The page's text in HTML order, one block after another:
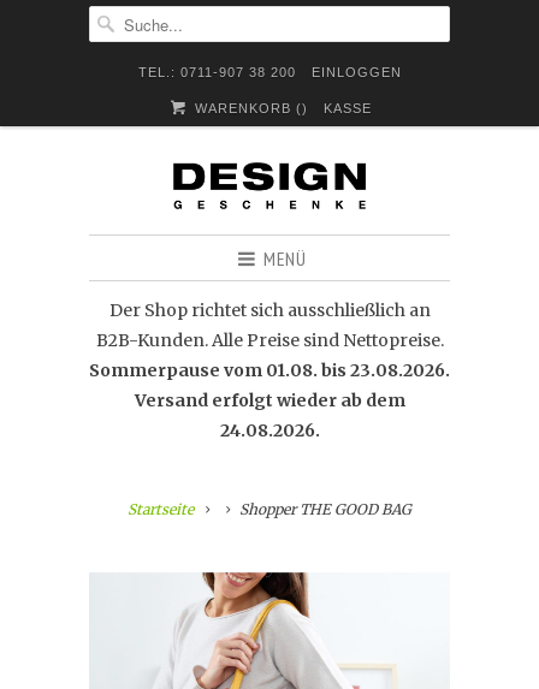
TEL.: 0711-907 38 200 EINLOGGEN
WARENKORB () KASSE
MENÜ
Der Shop richtet sich ausschließlich an
B2B-Kunden. Alle Preise sind Nettopreise.
Sommerpause vom 01.08. bis 23.08.2026.
Versand erfolgt wieder ab dem
24.08.2026.
Startseite Shopper THE GOOD BAG